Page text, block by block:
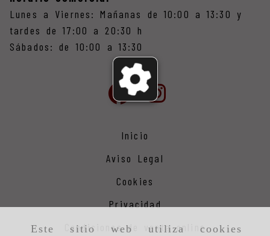
Este sitio web utiliza cookies
Lunes a Viernes: Mañanas de 10:00 a 13:30 y
tardes de 17:00 a 20:30 h
Sábados: de 10:00 a 13:30
Inicio
Aviso Legal
Cookies
Privacidad
Condiciones de venta online